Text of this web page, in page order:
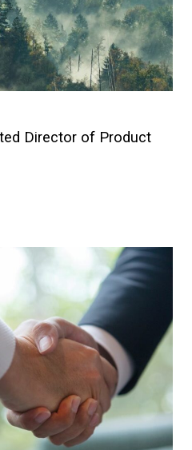
Director of Product